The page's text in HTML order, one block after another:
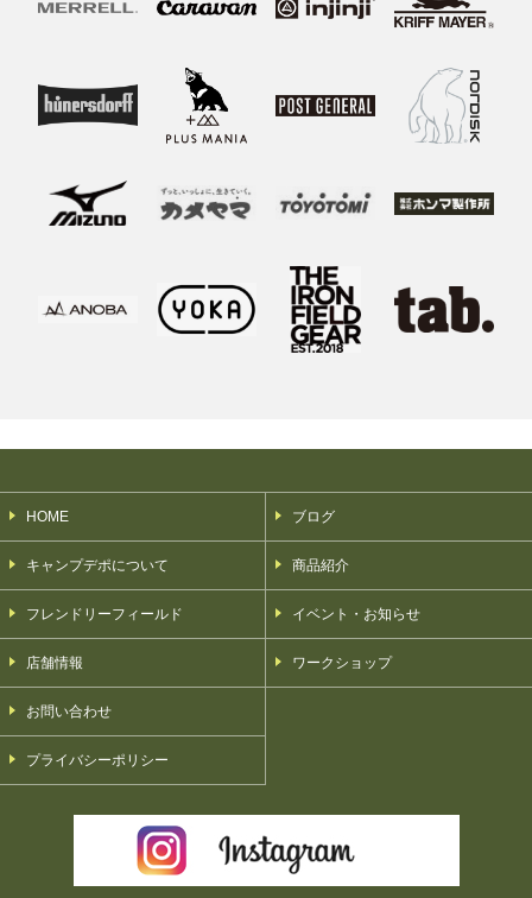
HOME
キャンプデポについて
フレンドリーフィールド
店舗情報
お問い合わせ
プライバシーポリシー
ブログ
商品紹介
イベント・お知らせ
ワークショップ